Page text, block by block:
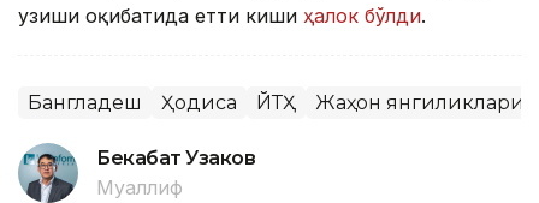
узиши оқибатида етти киши ҳалок бўлди.
Бангладеш Ҳодиса ЙТҲ Жаҳон янгиликлари
Бекабат Узаков
Муаллиф